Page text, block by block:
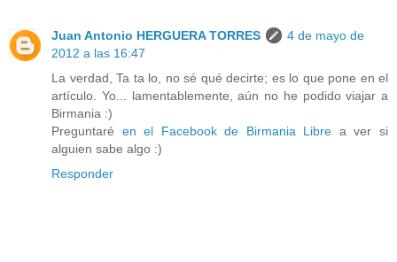
Juan Antonio HERGUERA TORRES
4 de mayo de
2012 a las 16:47
La verdad, Ta ta lo, no sé qué decirte; es lo que pone en el
artículo. Yo... lamentablemente, aún no he podido viajar a
Birmania :)
Preguntaré en el Facebook de Birmania Libre a ver si
alguien sabe algo :)
Responder